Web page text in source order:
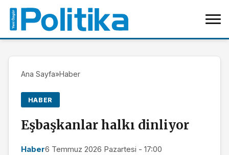
Ana Sayfa»Haber
HABER
Eşbaşkanlar halkı dinliyor
Haber6 Temmuz 2026 Pazartesi - 17:00